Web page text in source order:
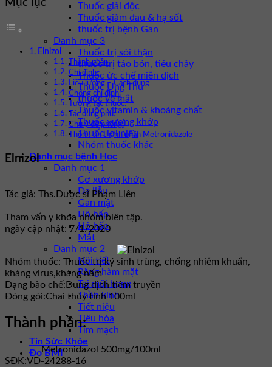
Thuốc giải độc
Thuốc giảm đau & hạ sốt
thuốc trị bệnh Gan
Danh mục 3
Thuốc trị sỏi thận
thuốc trị táo bón, tiêu chảy
Thuốc ức chế miễn dịch
Thuốc Ung Thư
thuốc về mắt
Thuốc vitamin & khoáng chất
Thuốc xương khớp
Thuốc lợi niệu
Nhóm thuốc khác
Danh mục bệnh Học
Danh mục 1
Cơ xương khớp
Da liễu
Gan mật
Hô hấp
Hô hấp
Mắt
Danh mục 2
Nội tiết
Răng hàm mặt
Tai mũi họng
Thần kinh
Tiết niệu
Tiêu hóa
Tim mạch
Tin Sức Khỏe
Đo BMI
Mục lục
Elnizol
Thành phần:
Chỉ định:
Liều lượng – Cách dùng
Chống chỉ định:
Tương tác thuốc:
Tác dụng phụ:
Chú ý đề phòng:
Thông tin thành phần Metronidazole
Elnizol
Tác giả: Ths.Dược sĩ Phạm Liên
Tham vấn y khoa nhóm biên tập.
ngày cập nhật: 7/1/2020
Nhóm thuốc: Thuốc trị ký sinh trùng, chống nhiễm khuẩn,
kháng virus,kháng nấm
Dạng bào chế: Dung dịch tiêm truyền
Đóng gói:Chai thủy tinh 100ml
Thành phần:
Metronidazol 500mg/100ml
SĐK:VD-24288-16